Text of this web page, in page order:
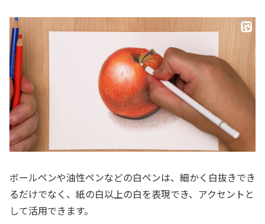
ボールペンや油性ペンなどの白ペンは、細かく白抜きでき
るだけでなく、紙の白以上の白を表現でき、アクセントと
して活用できます。